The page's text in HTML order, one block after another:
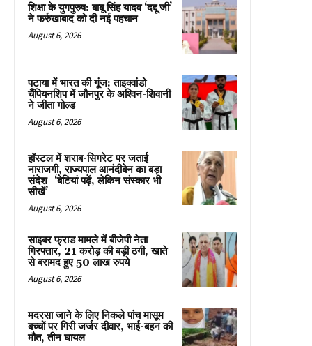
शिक्षा के युगपुरुष: बाबू सिंह यादव ‘दद्दू जी’
ने फर्रुखाबाद को दी नई पहचान
August 6, 2026
पटाया में भारत की गूंज: ताइक्वांडो
चैंपियनशिप में जौनपुर के अश्विन-शिवानी
ने जीता गोल्ड
August 6, 2026
हॉस्टल में शराब-सिगरेट पर जताई
नाराजगी, राज्यपाल आनंदीबेन का बड़ा
संदेश- ‘बेटियां पढ़ें, लेकिन संस्कार भी
सीखें’
August 6, 2026
साइबर फ्राड मामले में बीजेपी नेता
गिरफ्तार, 21 करोड़ की बड़ी ठगी, खाते
से बरामद हुए 50 लाख रुपये
August 6, 2026
मदरसा जाने के लिए निकले पांच मासूम
बच्चों पर गिरी जर्जर दीवार, भाई-बहन की
मौत, तीन घायल